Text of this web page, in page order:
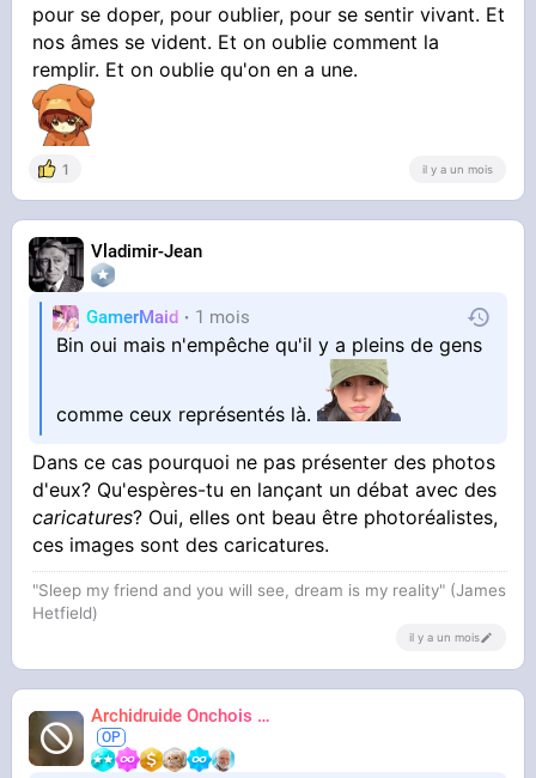
pour se doper, pour oublier, pour se sentir vivant. Et
nos âmes se vident. Et on oublie comment la
remplir. Et on oublie qu'on en a une.
1 il y a un mois
Vladimir-Jean
GamerMaid 1 mois
Bin oui mais n'empêche qu'il y a pleins de gens
comme ceux représentés là.
Dans ce cas pourquoi ne pas présenter des photos
d'eux? Qu'espères-tu en lançant un débat avec des
caricatures? Oui, elles ont beau être photoréalistes,
ces images sont des caricatures.
"Sleep my friend and you will see, dream is my reality" (James
Hetfield)
il y a un mois
Archidruide Onchois
🍀️🌩️🐻️